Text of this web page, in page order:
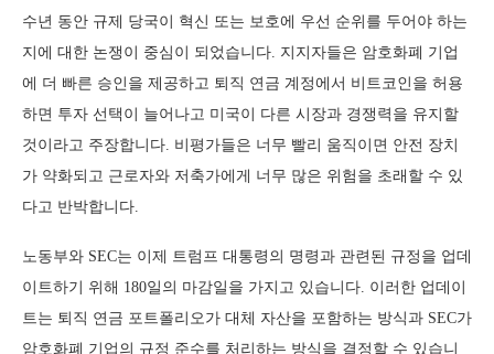
수년 동안 규제 당국이 혁신 또는 보호에 우선 순위를 두어야 하는
지에 대한 논쟁이 중심이 되었습니다. 지지자들은 암호화폐 기업
에 더 빠른 승인을 제공하고 퇴직 연금 계정에서 비트코인을 허용
하면 투자 선택이 늘어나고 미국이 다른 시장과 경쟁력을 유지할
것이라고 주장합니다. 비평가들은 너무 빨리 움직이면 안전 장치
가 약화되고 근로자와 저축가에게 너무 많은 위험을 초래할 수 있
다고 반박합니다.
노동부와 SEC는 이제 트럼프 대통령의 명령과 관련된 규정을 업데
이트하기 위해 180일의 마감일을 가지고 있습니다. 이러한 업데이
트는 퇴직 연금 포트폴리오가 대체 자산을 포함하는 방식과 SEC가
암호화폐 기업의 규정 준수를 처리하는 방식을 결정할 수 있습니